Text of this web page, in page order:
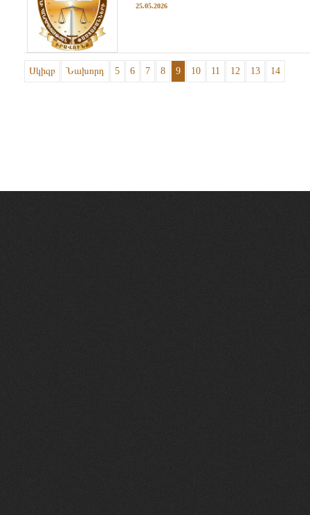
25.05.2026
Սկիզբ Նախորդ 5 6 7 8 9 10 11 12 13 14